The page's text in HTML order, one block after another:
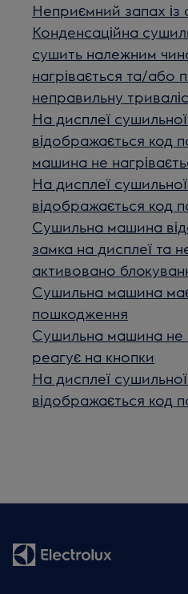
Неприємний запах
Конденсаційна
сушить належним
нагрівається та/або
неправильну
На дисплеї
відображається код
машина не
На дисплеї
відображається код
Сушильна машина
замка на дисплеї та
активовано
Сушильна машина
пошкодження
Сушильна машина не
реагує на кнопки
На дисплеї
відображається код